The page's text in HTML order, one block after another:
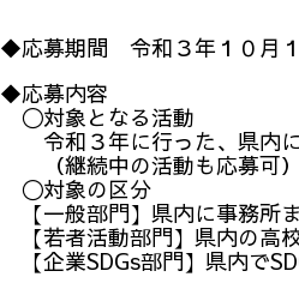
◆応募期間 令和３年１０月
◆応募内容
〇対象となる活動
令和３年に行った、県内に
（継続中の活動も応募可）
〇対象の区分
【一般部門】県内に事務所
【若者活動部門】県内の高
【企業SDGs部門】県内で